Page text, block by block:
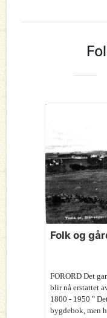
Folk og
FORORD Det
blir nå erstattet
1800 - 1950 "
bygdebok, men